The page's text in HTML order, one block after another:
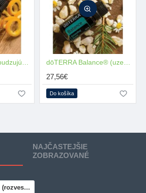
27,56€
Do košíka
NAJČASTEJŠIE
ZOBRAZOVANÉ
Elevation (rozveseľujúca zmes)